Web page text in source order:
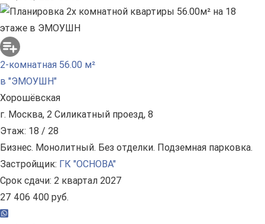
2-комнатная 56.00 м²
в "ЭМОУШН"
Хорошёвская
г. Москва, 2 Силикатный проезд, 8
Этаж: 18 / 28
Бизнес. Монолитный. Без отделки. Подземная парковка.
Застройщик: ГК "ОСНОВА"
Срок сдачи: 2 квартал 2027
27 406 400 руб.